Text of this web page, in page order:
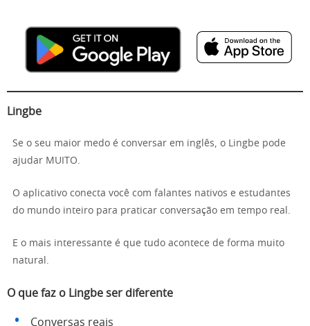
Lingbe
Se o seu maior medo é conversar em inglês, o Lingbe pode
ajudar MUITO.
O aplicativo conecta você com falantes nativos e estudantes
do mundo inteiro para praticar conversação em tempo real.
E o mais interessante é que tudo acontece de forma muito
natural.
O que faz o Lingbe ser diferente
Conversas reais